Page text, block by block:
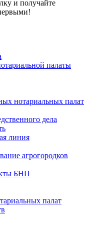
и получайте
палаты
нотариальных палат
дела
линия
агрогородков
БНП
палат